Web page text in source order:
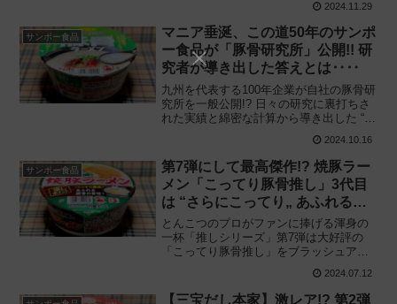
ゃんぽん イカ墨BLACK（ブラック）」を
食べてみた感想と評価・レビューです。
2024.11.29
サンポー食品
マニア垂涎、この道50年のサンポ
ー食品が「豚骨研究所」公開!! 研
究者が導き出した答えとは‥‥
九州を代表する100年企業が自社の豚骨研
究所を一般公開!? 日々の研究に裏打ちさ
れた実績と綿密な計算から導き出した “研
食品「豚骨研究所 豚骨ラーメン」を食べ
てみた感想と評価・レビューです。
2024.10.16
サンポー食品
第7弾にして最高傑作!? 焼豚ラー
メン「こってり豚骨推し」3代目
は “さらにこってり„ あふれる豚
骨感を実現!!
とんこつのプロがファンに捧げる渾身の
一杯「推しシリーズ」第7弾は大好評の
「こってり豚骨推し」をブラッシュアッ
プ!! サンポー食品「焼豚ラーメン こって
り豚骨推し」2024年7月発売品（3代目）
を食べてみた感想と評価・レビューで
2024.07.12
【三宝だし本家】激レア!? 第2弾